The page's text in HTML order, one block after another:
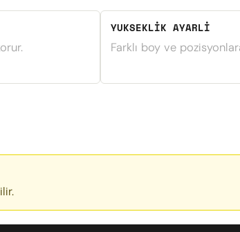
YUKSEKLIK AYARLI
Farklı boy ve